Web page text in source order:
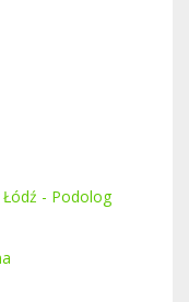
Łódź - Podolog